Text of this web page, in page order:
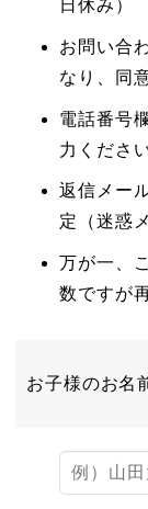
日休み）
お問い合
なり、同
電話番号
力ください
返信メー
定（迷惑
万が一、
数ですが
お子様のお名